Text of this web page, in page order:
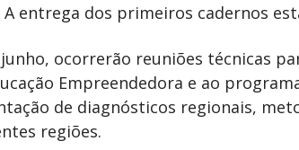
A entrega dos primeiros cadernos
ocorrerão reuniões técnicas
Empreendedora e ao
de diagnósticos regionais,
regiões.